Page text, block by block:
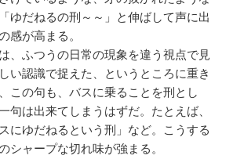
ゆだねるの刑～～」と伸ばして声に出
感が高まる。
、ふつうの日常の現象を違う視点で見
い認識で捉えた、というところに重き
この句も、バスに乗ることを刑とし
句は出来てしまうはずだ。たとえば、
にゆだねるという刑」など。こうする
シャープな切れ味が強まる。